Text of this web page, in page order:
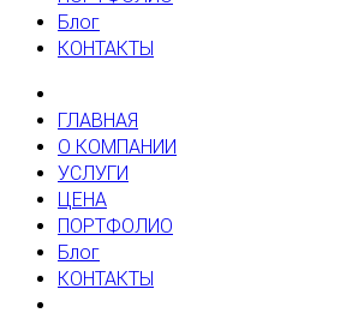
Блог
КОНТАКТЫ
ГЛАВНАЯ
О КОМПАНИИ
УСЛУГИ
ЦЕНА
ПОРТФОЛИО
Блог
КОНТАКТЫ